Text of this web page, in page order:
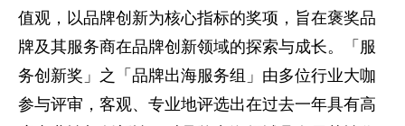
值观，以品牌创新为核心指标的奖项，旨在褒奖品
牌及其服务商在品牌创新领域的探索与成长。「服
务创新奖」之「品牌出海服务组」由多位行业大咖
参与评审，客观、专业地评选出在过去一年具有高